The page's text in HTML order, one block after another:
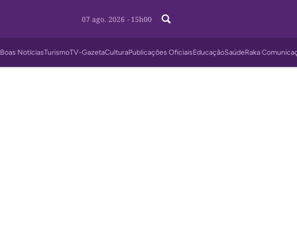
07 ago. 2026 - 15h00
Boas NotíciasTurismoTV-GazetaCulturaPublicações OficiaisEducaçãoSaúdeRaka